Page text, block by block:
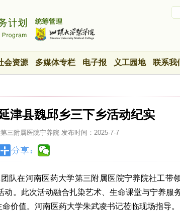
会资源 多媒体专栏 电子报 义工园地 联系我
津县魏邱乡三下乡活动纪实
三附属医院宁养院 发布时间： 2025-7-7
队在河南医药大学第三附属医院宁养院社工带
。此次活动融合扎染艺术、生命课堂与宁养服
价值。河南医药大学朱武凌书记莅临现场指导。